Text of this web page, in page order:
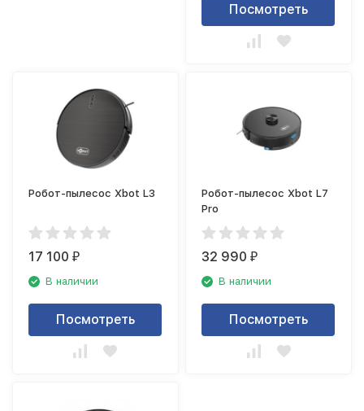
Посмотреть
Робот-пылесос Xbot L3
17 100₽
В наличии
Посмотреть
Робот-пылесос Xbot L7
Pro
32 990₽
В наличии
Посмотреть